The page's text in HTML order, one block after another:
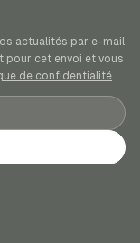
actualités par e-mail
pour cet envoi et vous
de confidentialité.